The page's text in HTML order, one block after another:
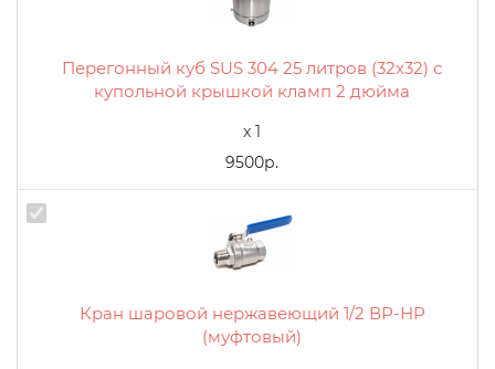
Перегонный куб SUS 304 25 литров (32x32) с
купольной крышкой кламп 2 дюйма
x 1
9500р.
Кран шаровой нержавеющий 1/2 ВР-НР
(муфтовый)